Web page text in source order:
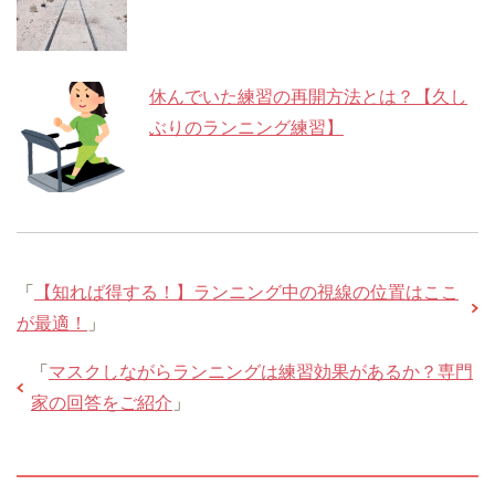
休んでいた練習の再開方法とは？【久し
ぶりのランニング練習】
「
【知れば得する！】ランニング中の視線の位置はここ
が最適！
」
「 マスクしながらランニングは練習効果があるか？専門
家の回答をご紹介 」